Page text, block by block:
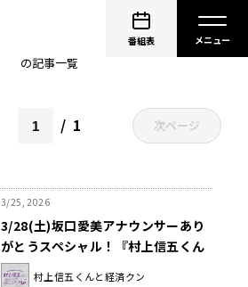
番組表
の記事一覧
1 次ページ
3/25, 2026
3/28(土)坂口愛美アナウンサーあり
がとうスペシャル！『村上信五くん
と経済クン』
村上信五くんと経済クン